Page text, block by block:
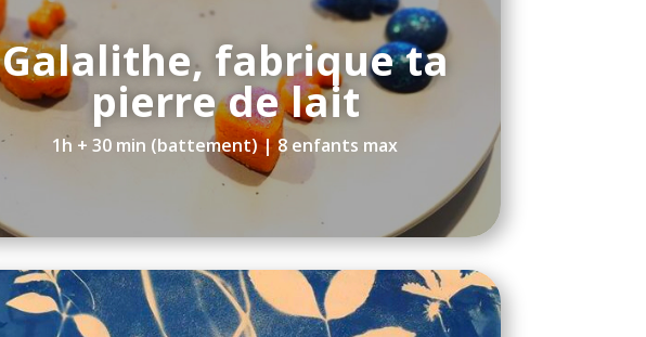
Galalithe, fabrique ta
pierre de lait
1h + 30 min (battement) | 8 enfants max